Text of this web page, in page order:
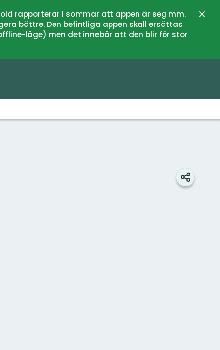
rapporterar i sommar att appen är seg mm.
bättre. Den befintliga appen skall ersättas
läge) men det innebär att den blir för stor
Dela